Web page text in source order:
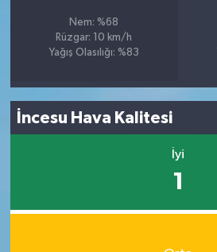
Nem: %68
Rüzgar: 10 km/h
Yağış Olasılığı: %83
İncesu Hava Kalitesi
İyi
1